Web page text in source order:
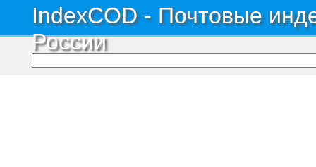
IndexCOD - Почтовые
России